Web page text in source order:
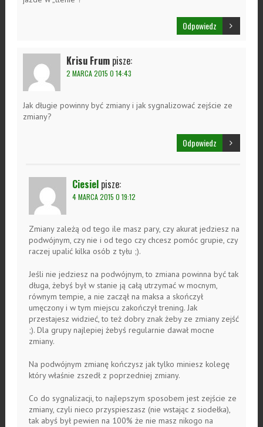
Odpowiedz
Krisu Frum pisze:
2 MARCA 2015 O 14:43
Jak długie powinny być zmiany i jak sygnalizować zejście ze
zmiany?
Odpowiedz
Ciesiel pisze:
4 MARCA 2015 O 19:12
Zmiany zależą od tego ile masz pary, czy akurat jedziesz na
podwójnym, czy nie i od tego czy chcesz pomóc grupie, czy
raczej upalić kilka osób z tyłu ;).
Jeśli nie jedziesz na podwójnym, to zmiana powinna być tak
długa, żebyś był w stanie ją całą utrzymać w mocnym,
równym tempie, a nie zaczął na maksa a skończył
umęczony i w tym miejscu zakończył trening. Jak
przestajesz widzieć, to też dobry znak żeby ze zmiany zejść
;). Dla grupy najlepiej żebyś regularnie dawał mocne
zmiany.
Na podwójnym zmianę kończysz jak tylko miniesz kolegę
który właśnie zszedł z poprzedniej zmiany.
Co do sygnalizacji, to najlepszym sposobem jest zejście ze
zmiany, czyli nieco przyspieszasz (nie wstając z siodełka),
tak abyś był pewien na 100% że nie masz nikogo na